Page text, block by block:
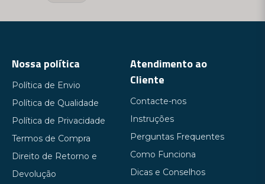
Nossa política
Política de Envio
Política de Qualidade
Política de Privacidade
Termos de Compra
Direito de Retorno e
Devolução
Atendimento ao
Cliente
Contacte-nos
Instruções
Perguntas Frequentes
Como Funciona
Dicas e Conselhos